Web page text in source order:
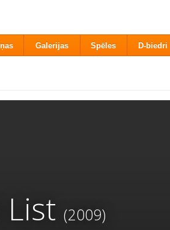
Galerijas Spēles D-biedri
List (2009)